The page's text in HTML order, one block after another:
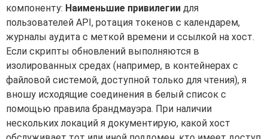
компоненту: Наименьшие привилегии для
пользователей API, ротация токенов с календарем,
журналы аудита с меткой времени и ссылкой на хост.
Если скрипты обновлений выполняются в
изолированных средах (например, в контейнерах с
файловой системой, доступной только для чтения), я
вношу исходящие соединения в белый список с
помощью правила брандмауэра. При наличии
нескольких локаций я документирую, какой хост